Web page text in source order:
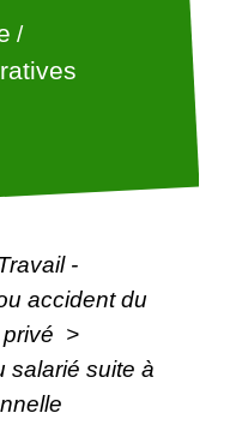
/
-
accident du
>
salarié suite à